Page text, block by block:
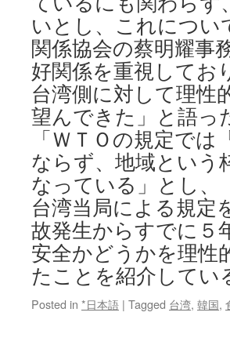
いとし、これについ
関係協会の蔡明耀事
好関係を重視してお
台湾側に対して理性
望んできた」と語っ
「ＷＴＯの規定で
ならず、地域という
なっている」とし、
台湾当局による規定
故発生からすでに５
安全かどうかを理性
たことを紹介して
Posted in *日本語 | Tagged 台湾, 韓国,